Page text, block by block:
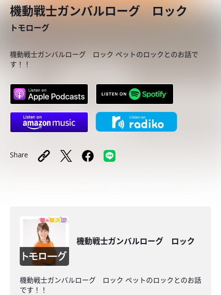
機動戦士ガンバルローグ ロック
トモローグ
機動戦士ガンバルローグ ロック ペットのロックとのお話で
す！！
Share
機動戦士ガンバルローグ ロック
機動戦士ガンバルローグ ロック ペットのロックとのお話
です！！